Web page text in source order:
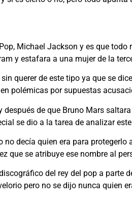
Michael Jackson y es que
y estafara a una mujer de la
querer de este tipo ya que se
polémicas por supuestas
de que Bruno Mars
se dio a la tarea de analizar
decía quien era para
que se atribuye ese nombre al
del rey del pop a parte
pero no se dijo nunca quien